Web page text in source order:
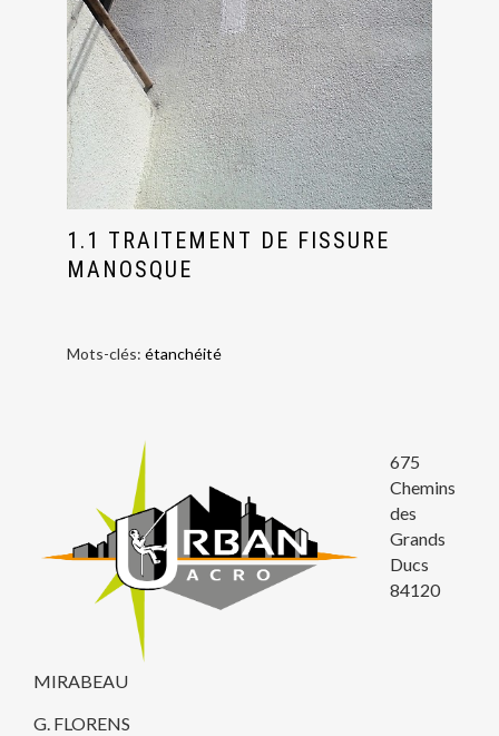
1.1 TRAITEMENT DE FISSURE
MANOSQUE
Mots-clés: étanchéité
675
Chemins
des
Grands
Ducs
84120
MIRABEAU
G. FLORENS